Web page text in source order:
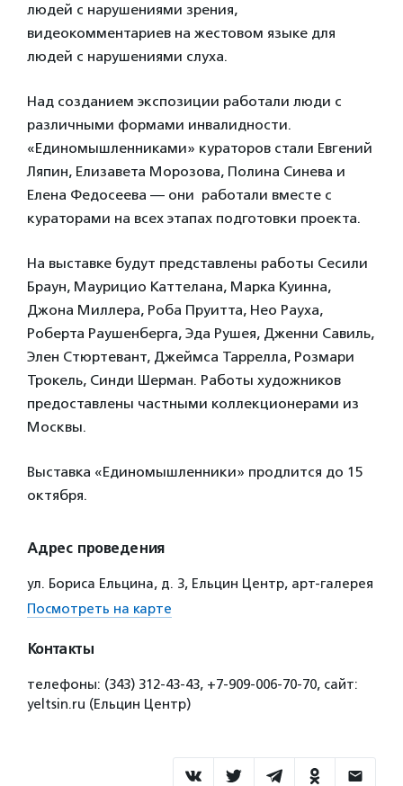
людей с нарушениями зрения,
видеокомментариев на жестовом языке для
людей с нарушениями слуха.
Над созданием экспозиции работали люди с
различными формами инвалидности.
«Единомышленниками» кураторов стали Евгений
Ляпин, Елизавета Морозова, Полина Синева и
Елена Федосеева — они работали вместе с
кураторами на всех этапах подготовки проекта.
На выставке будут представлены работы Сесили
Браун, Маурицио Каттелана, Марка Куинна,
Джона Миллера, Роба Пруитта, Нео Рауха,
Роберта Раушенберга, Эда Рушея, Дженни Савиль,
Элен Стюртевант, Джеймса Таррелла, Розмари
Трокель, Синди Шерман. Работы художников
предоставлены частными коллекционерами из
Москвы.
Выставка «Единомышленники» продлится до 15
октября.
Адрес проведения
ул. Бориса Ельцина, д. 3, Ельцин Центр, арт-галерея
Посмотреть на карте
Контакты
телефоны: (343) 312‑43-43, +7-909-006‑70-70, сайт:
yeltsin.ru (Ельцин Центр)